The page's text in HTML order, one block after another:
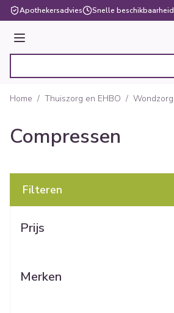
Ga naar de inhoud
Apothekersadvies Snelle beschikbaarheid
Menu
Home / Thuiszorg en EHBO / Wondzorg
Compressen
Filteren
Prijs
Merken